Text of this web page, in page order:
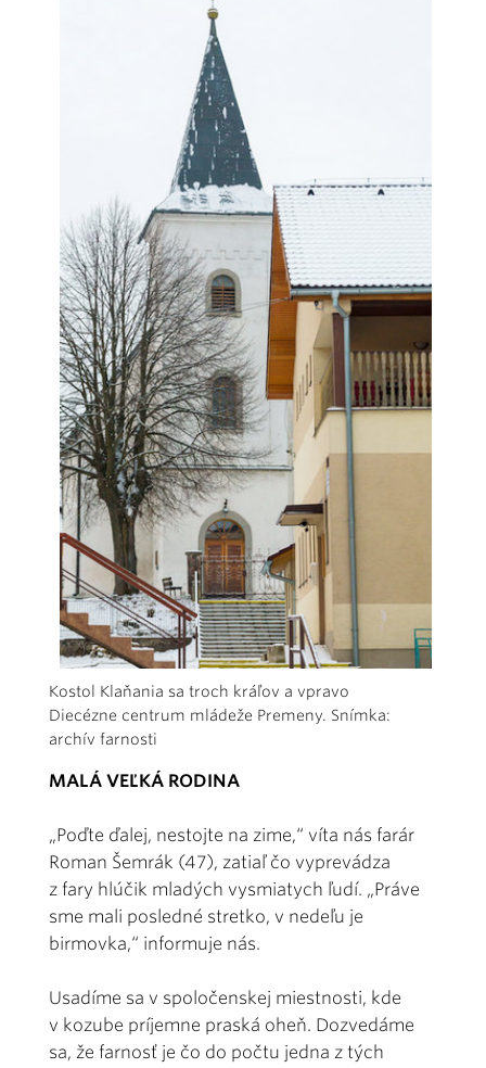
Kostol Klaňania sa troch kráľov a vpravo
Diecézne centrum mládeže Premeny. Snímka:
archív farnosti
MALÁ VEĽKÁ RODINA
„Poďte ďalej, nestojte na zime,“ víta nás farár
Roman Šemrák (47), zatiaľ čo vyprevádza
z fary hlúčik mladých vysmiatych ľudí. „Práve
sme mali posledné stretko, v nedeľu je
birmovka,“ informuje nás.
Usadíme sa v spoločenskej miestnosti, kde
v kozube príjemne praská oheň. Dozvedáme
sa, že farnosť je čo do počtu jedna z tých